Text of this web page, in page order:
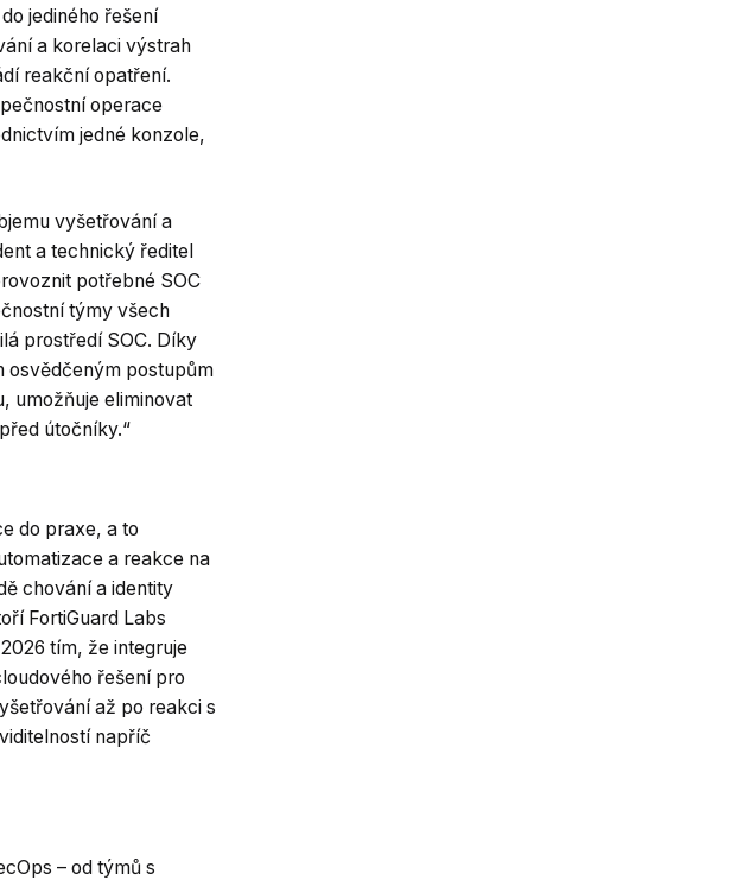
jediného řešení
a korelaci výstrah
reakční opatření.
operace
jedné konzole,
vyšetřování a
a technický ředitel
potřebné SOC
týmy všech
prostředí SOC. Díky
osvědčeným postupům
umožňuje eliminovat
útočníky.“
do praxe, a to
a reakce na
chování a identity
FortiGuard Labs
tím, že integruje
řešení pro
až po reakci s
napříč
– od týmů s